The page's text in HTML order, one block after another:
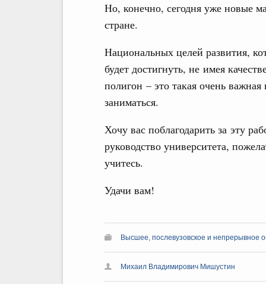
Но, конечно, сегодня уже новые
стране.
Национальных целей развития,
будет достигнуть, не имея
полигон – это такая очень
заниматься.
Хочу вас поблагодарить за эту
руководство университета,
учитесь.
Удачи вам!
Высшее, послевузовское и непрерывное
Михаил Владимирович Мишустин